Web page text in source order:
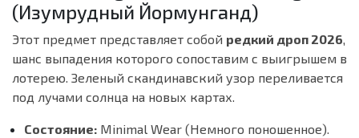
(Изумрудный Йормунганд)
Этот предмет представляет собой редкий дроп 2026,
шанс выпадения которого сопоставим с выигрышем в
лотерею. Зеленый скандинавский узор переливается
под лучами солнца на новых картах.
Состояние: Minimal Wear (Немного поношенное).